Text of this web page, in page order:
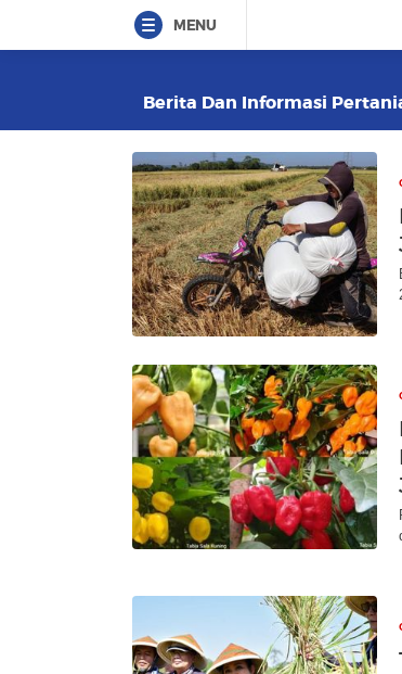
MENU
Berita Dan Informasi